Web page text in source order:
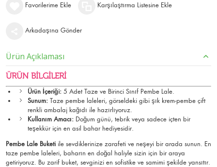
Favorilerime Ekle Karşılaştırma Listesine Ekle
Arkadaşına Gönder
Ürün Açıklaması
ÜRÜN BİLGİLERİ
Ürün İçeriği: 5 Adet Taze ve Birinci Sınıf Pembe Lale.
Sunum: Taze pembe laleleri, görseldeki gibi şık krem-pembe çift
renkli ambalaj kağıdı ile hazırlıyoruz.
Kullanım Amacı: Doğum günü, tebrik veya sadece içten bir
teşekkür için en asil bahar hediyesidir.
Pembe Lale Buketi ile sevdiklerinize zarafeti ve neşeyi bir arada sunun. En
taze pembe laleleri, baharın en doğal haliyle sizin için bir araya
getiriyoruz. Bu zarif buket, sevginizi en sofistike ve samimi şekilde yansıtır.